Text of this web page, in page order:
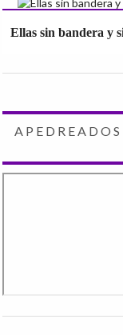
Ellas sin bandera y